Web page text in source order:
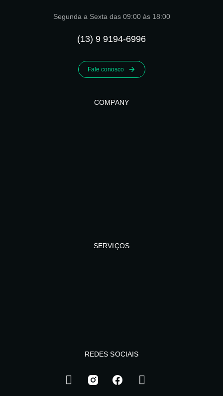
Segunda a Sexta das 09:00 às 18:00
(13) 9 9194-6996
Fale conosco
COMPANY
SERVIÇOS
REDES SOCIAIS